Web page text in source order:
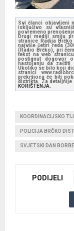
Svi članci objavljeni
isključivo su
povremeno
Drugi mediji smiju
stranice Radija
najviše četiri reda
(Radio Brčko), pri
tekst na web
postignut dogovor
nastojanju da
Ukoliko se bilo koji
stranici
prekršioca će biti
distrikta. Za
KORIŠTENJA.
KOORDINACIJSKO
POLICIJA BRČKO
SVJETSKI DAN
PODIJELI